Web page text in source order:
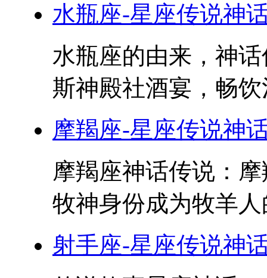
水瓶座-星座传说神
水瓶座的由来，神
斯神殿社酒宴，畅
摩羯座-星座传说神
摩羯座神话传说：
牧神身份成为牧羊
射手座-星座传说神